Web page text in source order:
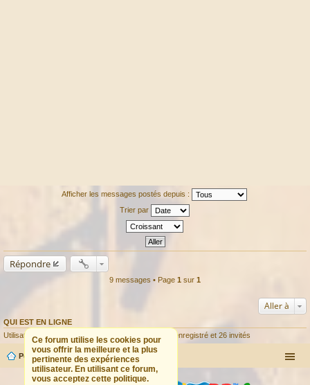
Afficher les messages postés depuis :
Trier par
Répondre
9 messages • Page 1 sur 1
Aller à
QUI EST EN LIGNE
Utilisateurs parcourant ce forum : Aucun utilisateur enregistré et 26 invités
Ce forum utilise les cookies pour
vous offrir la meilleure et la plus
pertinente des expériences
utilisateur. En utilisant ce forum,
vous acceptez cette politique.
Portail Forum